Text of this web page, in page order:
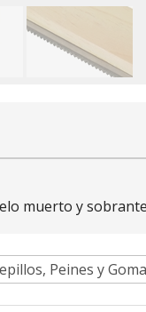
muerto y
Peines y